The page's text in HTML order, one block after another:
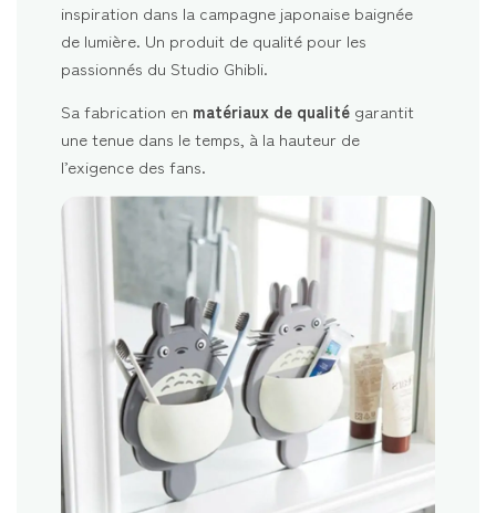
inspiration dans la campagne japonaise baignée
de lumière. Un produit de qualité pour les
passionnés du Studio Ghibli.
Sa fabrication en matériaux de qualité garantit
une tenue dans le temps, à la hauteur de
l’exigence des fans.